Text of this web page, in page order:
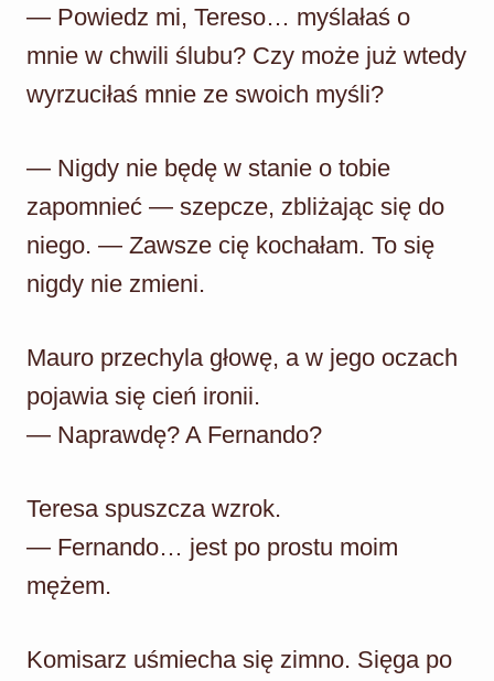
— Powiedz mi, Tereso… myślałaś o
mnie w chwili ślubu? Czy może już wtedy
wyrzuciłaś mnie ze swoich myśli?
— Nigdy nie będę w stanie o tobie
zapomnieć — szepcze, zbliżając się do
niego. — Zawsze cię kochałam. To się
nigdy nie zmieni.
Mauro przechyla głowę, a w jego oczach
pojawia się cień ironii.
— Naprawdę? A Fernando?
Teresa spuszcza wzrok.
— Fernando… jest po prostu moim
mężem.
Komisarz uśmiecha się zimno. Sięga po